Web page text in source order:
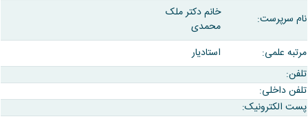
نام سرپرست:
خانم دکتر ملک
محمدی
مرتبه علمی:
استادیار
تلفن:
تلفن داخلی:
پست الکترونیک: